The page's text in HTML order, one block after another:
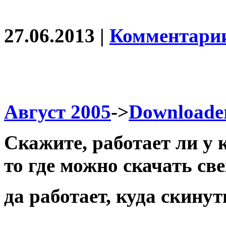
27.06.2013 |
Август 2005->
Скажите, работает ли у
то где можно скачать
да работает, куда